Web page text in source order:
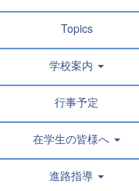
Topics
学校案内
行事予定
在学生の皆様へ
進路指導